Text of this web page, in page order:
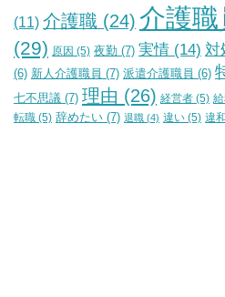
(11) 介護職 (24) 介護職
(29) 原因 (5) 夜勤 (7) 実情 (14) 対
(6) 新人介護職員 (7) 派遣介護職員 (6)
七不思議 (7) 理由 (26) 経営者 (5)
転職 (5) 辞めたい (7) 退職 (4) 違い (5) 違